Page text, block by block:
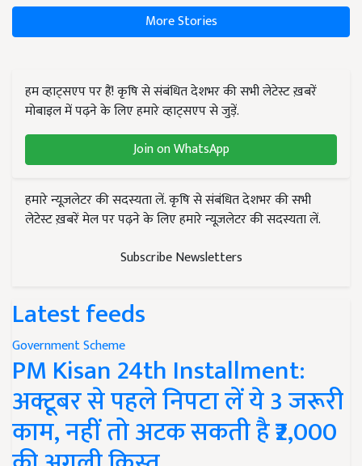
More Stories
हम व्हाट्सएप पर हैं! कृषि से संबंधित देशभर की सभी लेटेस्ट ख़बरें
मोबाइल में पढ़ने के लिए हमारे व्हाट्सएप से जुड़ें.
Join on WhatsApp
हमारे न्यूज़लेटर की सदस्यता लें. कृषि से संबंधित देशभर की सभी
लेटेस्ट ख़बरें मेल पर पढ़ने के लिए हमारे न्यूज़लेटर की सदस्यता लें.
Subscribe Newsletters
Latest feeds
Government Scheme
PM Kisan 24th Installment:
अक्टूबर से पहले निपटा लें ये 3 जरूरी
काम, नहीं तो अटक सकती है ₹2,000